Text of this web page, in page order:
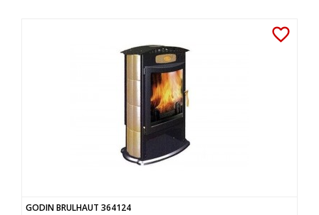
GODIN BRULHAUT 364124
favorite_border